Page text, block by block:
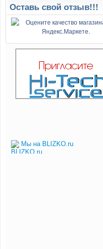
Оставь свой отзыв!!!
Мы на BLIZKO.ru